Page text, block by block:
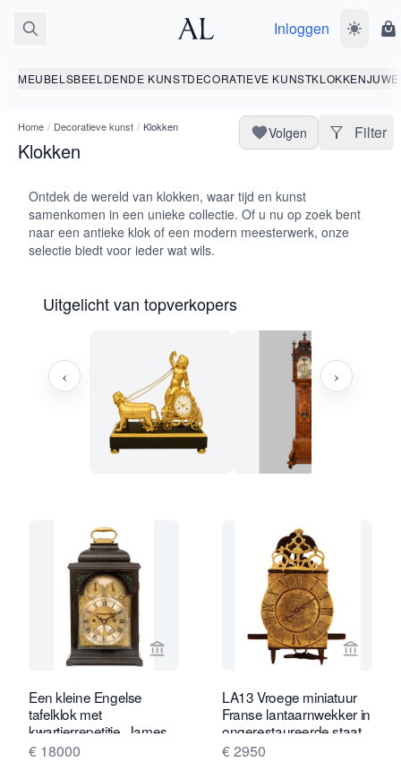
Inloggen Wissel
MEUBELSBEELDENDE KUNSTDECORATIEVE KUNSTKLOKKEN
Home / Decoratieve kunst / Klokken
Klokken
Volgen Filter
Ontdek de wereld van klokken, waar tijd en kunst
samenkomen in een unieke collectie. Of u nu op zoek bent
naar een antieke klok of een modern meesterwerk, onze
selectie biedt voor ieder wat wils.
Uitgelicht van topverkopers
‹ ›
Bekijk verkoperspagina van Gude &
Een kleine Engelse
tafelklok met
kwartierrepetitie, James
Wittit London, circa 1740
€ 18000
Bekijk
LA13 Vroege miniatuur
Franse lantaarnwekker in
ongerestaureerde staat
€ 2950